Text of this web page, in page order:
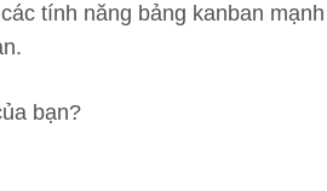
tính năng bảng kanban
bạn?